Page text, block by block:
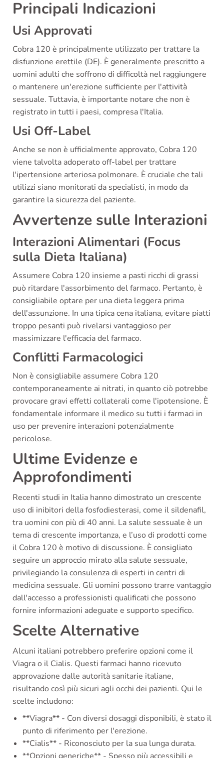
Principali Indicazioni
Usi Approvati
Cobra 120 è principalmente utilizzato per trattare la
disfunzione erettile (DE). È generalmente prescritto a
uomini adulti che soffrono di difficoltà nel raggiungere
o mantenere un'erezione sufficiente per l'attività
sessuale. Tuttavia, è importante notare che non è
registrato in tutti i paesi, compresa l'Italia.
Usi Off-Label
Anche se non è ufficialmente approvato, Cobra 120
viene talvolta adoperato off-label per trattare
l'ipertensione arteriosa polmonare. È cruciale che tali
utilizzi siano monitorati da specialisti, in modo da
garantire la sicurezza del paziente.
Avvertenze sulle Interazioni
Interazioni Alimentari (Focus
sulla Dieta Italiana)
Assumere Cobra 120 insieme a pasti ricchi di grassi
può ritardare l'assorbimento del farmaco. Pertanto, è
consigliabile optare per una dieta leggera prima
dell'assunzione. In una tipica cena italiana, evitare piatti
troppo pesanti può rivelarsi vantaggioso per
massimizzare l'efficacia del farmaco.
Conflitti Farmacologici
Non è consigliabile assumere Cobra 120
contemporaneamente ai nitrati, in quanto ciò potrebbe
provocare gravi effetti collaterali come l'ipotensione. È
fondamentale informare il medico su tutti i farmaci in
uso per prevenire interazioni potenzialmente
pericolose.
Ultime Evidenze e
Approfondimenti
Recenti studi in Italia hanno dimostrato un crescente
uso di inibitori della fosfodiesterasi, come il sildenafil,
tra uomini con più di 40 anni. La salute sessuale è un
tema di crescente importanza, e l’uso di prodotti come
il Cobra 120 è motivo di discussione. È consigliato
seguire un approccio mirato alla salute sessuale,
privilegiando la consulenza di esperti in centri di
medicina sessuale. Gli uomini possono trarre vantaggio
dall'accesso a professionisti qualificati che possono
fornire informazioni adeguate e supporto specifico.
Scelte Alternative
Alcuni italiani potrebbero preferire opzioni come il
Viagra o il Cialis. Questi farmaci hanno ricevuto
approvazione dalle autorità sanitarie italiane,
risultando così più sicuri agli occhi dei pazienti. Qui le
scelte includono:
**Viagra** - Con diversi dosaggi disponibili, è stato il
punto di riferimento per l'erezione.
**Cialis** - Riconosciuto per la sua lunga durata.